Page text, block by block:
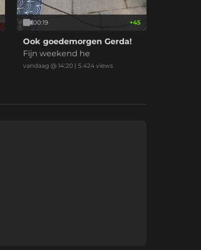
00:19 +45
Ook goedemorgen Gerda!
Fijn weekend he
vandaag @ 14:20 |5.424 views